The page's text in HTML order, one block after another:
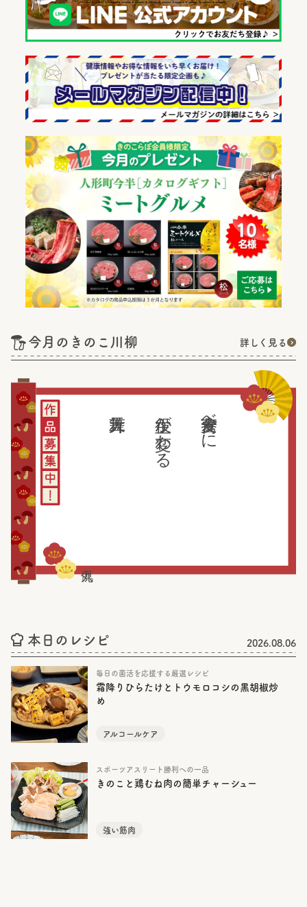
今月のきのこ川柳 詳しく見る
蕎麦食べに
主役が変わる
本日のレシピ 2026.08.06
毎日の菌活を応援する厳選レシピ
霜降りひらたけとトウモロコシの黒胡椒炒
め
アルコールケア
スポーツアスリート勝利への一品
きのこと鶏むね肉の簡単チャーシュー
強い筋肉